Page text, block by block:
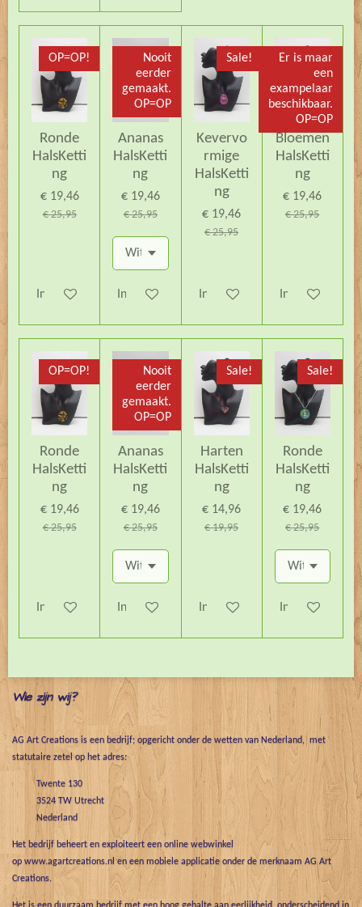
OP=OP!
Ronde
HalsKetti
ng
€ 19,46
€ 25,95
In winkelwagen
Nooit
eerder
gemaakt.
OP=OP
Ananas
HalsKetti
ng
€ 19,46
€ 25,95
In winkelwagen
Sale!
Kevervo
rmige
HalsKetti
ng
€ 19,46
€ 25,95
In winkelwagen
Er is maar
een
exampelaar
beschikbaar.
OP=OP
Bloemen
HalsKetti
ng
€ 19,46
€ 25,95
In winkelwagen
OP=OP!
Ronde
HalsKetti
ng
€ 19,46
€ 25,95
In winkelwagen
Nooit
eerder
gemaakt.
OP=OP
Ananas
HalsKetti
ng
€ 19,46
€ 25,95
In winkelwagen
Sale!
Harten
HalsKetti
ng
€ 14,96
€ 19,95
In winkelwagen
Sale!
Ronde
HalsKetti
ng
€ 19,46
€ 25,95
In winkelwagen
Wie zijn wij?
AG Art Creations is een bedrijf; opgericht onder de wetten van Nederland, met
statutaire zetel op het adres:
Twente 130
3524 TW Utrecht
Nederland
Het bedrijf beheert en exploiteert een online webwinkel
op www.agartcreations.nl en een mobiele applicatie onder de merknaam AG Art
Creations.